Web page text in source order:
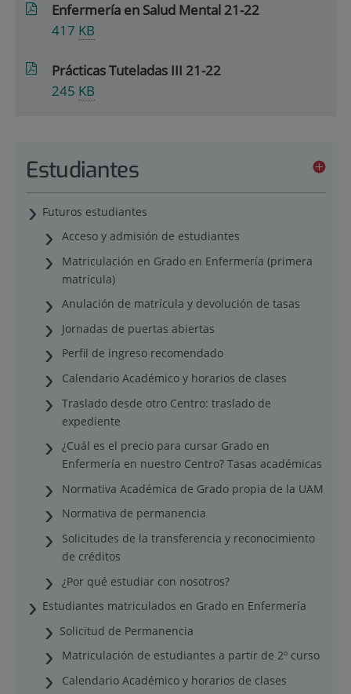
Enfermería en Salud Mental 21-22
417 KB
Prácticas Tuteladas III 21-22
245 KB
Estudiantes
Futuros estudiantes
Acceso y admisión de estudiantes
Matriculación en Grado en Enfermería (primera
matrícula)
Anulación de matrícula y devolución de tasas
Jornadas de puertas abiertas
Perfil de ingreso recomendado
Calendario Académico y horarios de clases
Traslado desde otro Centro: traslado de
expediente
¿Cuál es el precio para cursar Grado en
Enfermería en nuestro Centro? Tasas académicas
Normativa Académica de Grado propia de la UAM
Normativa de permanencia
Solicitudes de la transferencia y reconocimiento
de créditos
¿Por qué estudiar con nosotros?
Estudiantes matriculados en Grado en Enfermería
Solicitud de Permanencia
Matriculación de estudiantes a partir de 2º curso
Calendario Académico y horarios de clases